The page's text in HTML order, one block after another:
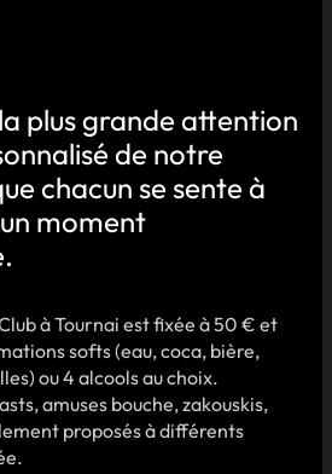
plus grande attention
de notre
chacun se sente à
un moment
à Tournai est fixée à 50 € et
softs (eau, coca, bière,
ou 4 alcools au choix.
amuses bouche, zakouskis,
proposés à différents